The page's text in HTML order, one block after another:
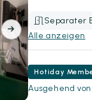
Separater
Alle anzeigen
Hotiday
Ausgehend von